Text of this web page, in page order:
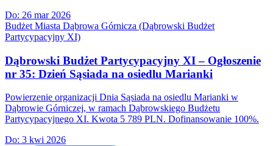
Do: 26 mar 2026
Budżet Miasta Dąbrowa Górnicza (Dąbrowski Budżet
Partycypacyjny XI)
Dąbrowski Budżet Partycypacyjny XI – Ogłoszenie
nr 35: Dzień Sąsiada na osiedlu Marianki
Powierzenie organizacji Dnia Sąsiada na osiedlu Marianki w
Dąbrowie Górniczej, w ramach Dąbrowskiego Budżetu
Partycypacyjnego XI. Kwota 5 789 PLN. Dofinansowanie 100%.
Do: 3 kwi 2026